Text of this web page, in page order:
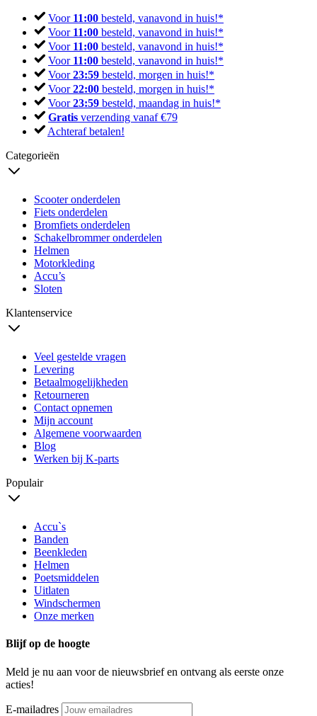
Voor 11:00 besteld, vanavond in huis!*
Voor 11:00 besteld, vanavond in huis!*
Voor 11:00 besteld, vanavond in huis!*
Voor 11:00 besteld, vanavond in huis!*
Voor23:59 besteld, morgen in huis!*
Voor22:00 besteld, morgen in huis!*
Voor23:59 besteld, maandag in huis!*
Gratis verzending vanaf €79
Achteraf betalen!
Categorieën
Scooter onderdelen
Fiets onderdelen
Bromfiets onderdelen
Schakelbrommer onderdelen
Helmen
Motorkleding
Accu’s
Sloten
Klantenservice
Veel gestelde vragen
Levering
Betaalmogelijkheden
Retourneren
Contact opnemen
Mijn account
Algemene voorwaarden
Blog
Werken bij K-parts
Populair
Accu`s
Banden
Beenkleden
Helmen
Poetsmiddelen
Uitlaten
Windschermen
Onze merken
Blijf op de hoogte
Meld je nu aan voor de nieuwsbrief en ontvang als eerste onze
acties!
E-mailadres